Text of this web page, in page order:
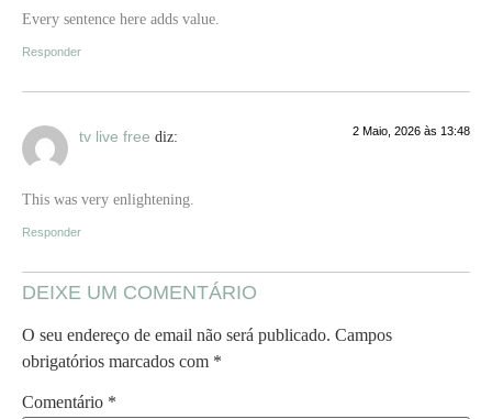
Every sentence here adds value.
Responder
tv live free diz: 2 Maio, 2026 às 13:48
This was very enlightening.
Responder
DEIXE UM COMENTÁRIO
O seu endereço de email não será publicado. Campos
obrigatórios marcados com *
Comentário *